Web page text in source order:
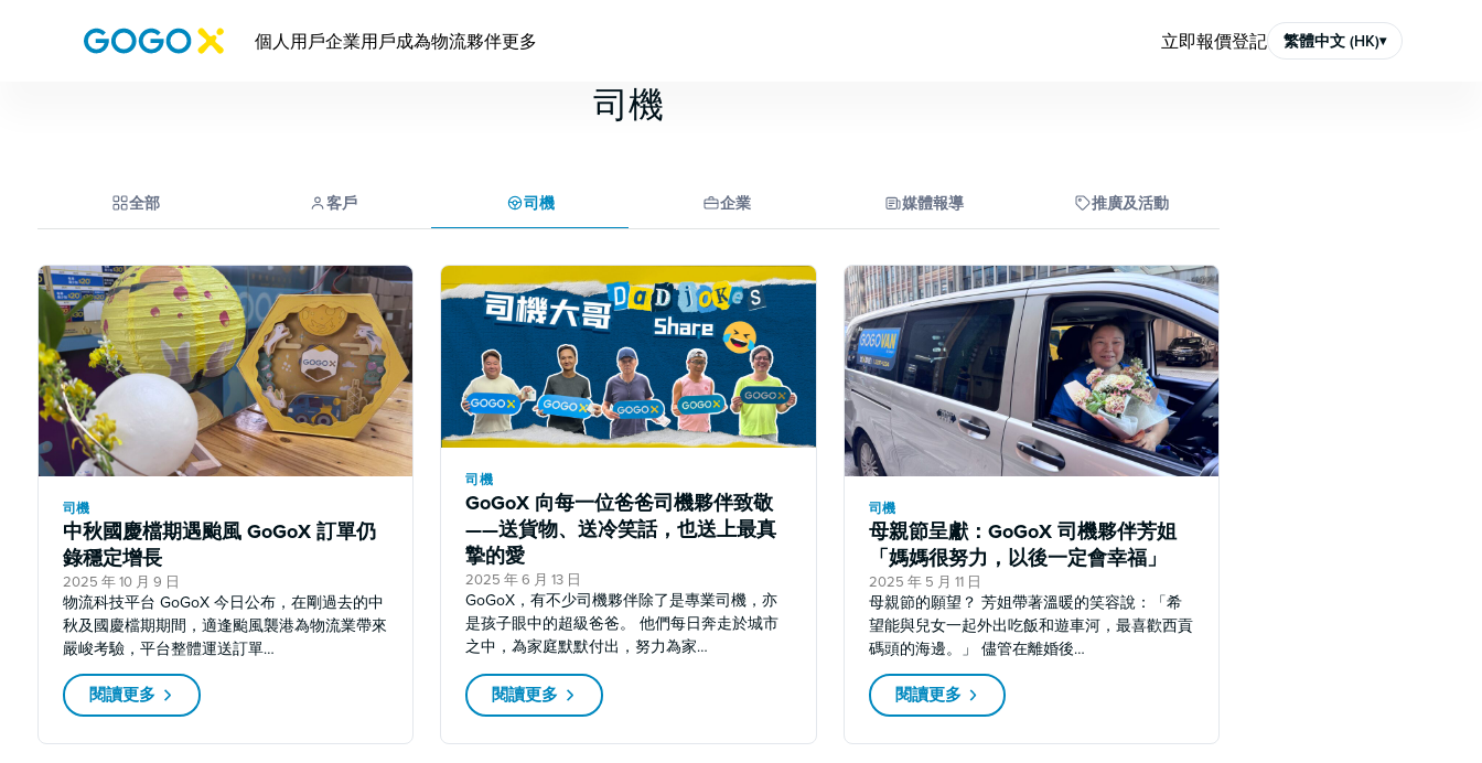
個人用戶企業用戶成為物流夥伴更多 立即報價登記 繁體中文 (HK)▾
司機
全部 客戶 司機 企業 媒體報導 推廣及活動
司機
中秋國慶檔期遇颱風 GoGoX 訂單仍
錄穩定增長
2025 年 10 月 9 日
物流科技平台 GoGoX 今日公布，在剛過去的中
秋及國慶檔期期間，適逢颱風襲港為物流業帶來
嚴峻考驗，平台整體運送訂單…
閱讀更多
司機
GoGoX 向每一位爸爸司機夥伴致敬
——送貨物、送冷笑話，也送上最真
摯的愛
2025 年 6 月 13 日
GoGoX，有不少司機夥伴除了是專業司機，亦
是孩子眼中的超級爸爸。 他們每日奔走於城市
之中，為家庭默默付出，努力為家…
閱讀更多
司機
母親節呈獻：GoGoX 司機夥伴芳姐
「媽媽很努力，以後一定會幸福」
2025 年 5 月 11 日
母親節的願望？ 芳姐帶著溫暖的笑容說：「希
望能與兒女一起外出吃飯和遊車河，最喜歡西貢
碼頭的海邊。」 儘管在離婚後…
閱讀更多